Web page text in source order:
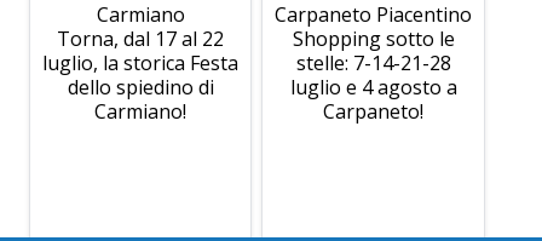
Carmiano
Torna, dal 17 al 22
luglio, la storica Festa
dello spiedino di
Carmiano!
Carpaneto Piacentino
Shopping sotto le
stelle: 7-14-21-28
luglio e 4 agosto a
Carpaneto!